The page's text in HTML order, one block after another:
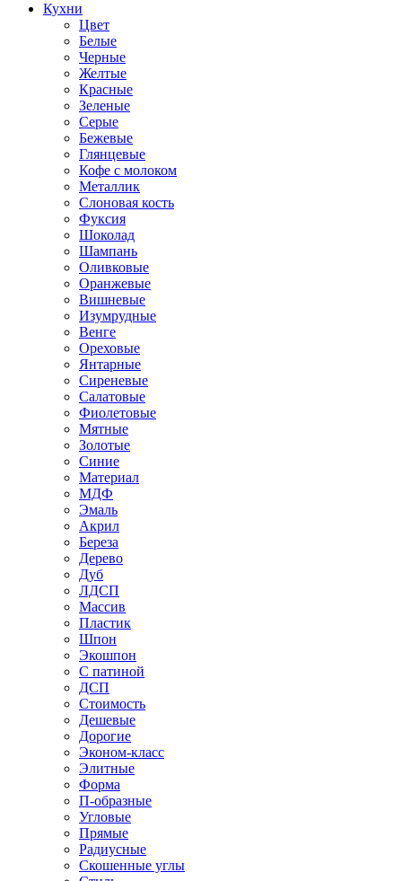
Кухни
Цвет
Белые
Черные
Желтые
Красные
Зеленые
Серые
Бежевые
Глянцевые
Кофе с молоком
Металлик
Слоновая кость
Фуксия
Шоколад
Шампань
Оливковые
Оранжевые
Вишневые
Изумрудные
Венге
Ореховые
Янтарные
Сиреневые
Салатовые
Фиолетовые
Мятные
Золотые
Синие
Материал
МДФ
Эмаль
Акрил
Береза
Дерево
Дуб
ЛДСП
Массив
Пластик
Шпон
Экошпон
С патиной
ДСП
Стоимость
Дешевые
Дорогие
Эконом-класс
Элитные
Форма
П-образные
Угловые
Прямые
Радиусные
Скошенные углы